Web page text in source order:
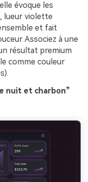
évoque les
lueur violette
et fait
Associez à une
résultat premium
comme couleur
nuit et charbon”